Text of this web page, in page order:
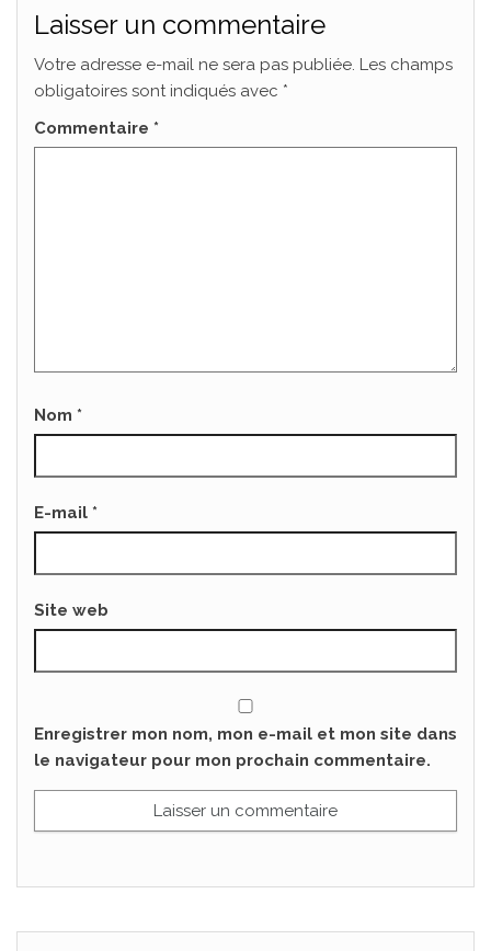
Laisser un commentaire
Votre adresse e-mail ne sera pas publiée. Les champs
obligatoires sont indiqués avec *
Commentaire *
Nom *
E-mail *
Site web
Enregistrer mon nom, mon e-mail et mon site dans
le navigateur pour mon prochain commentaire.